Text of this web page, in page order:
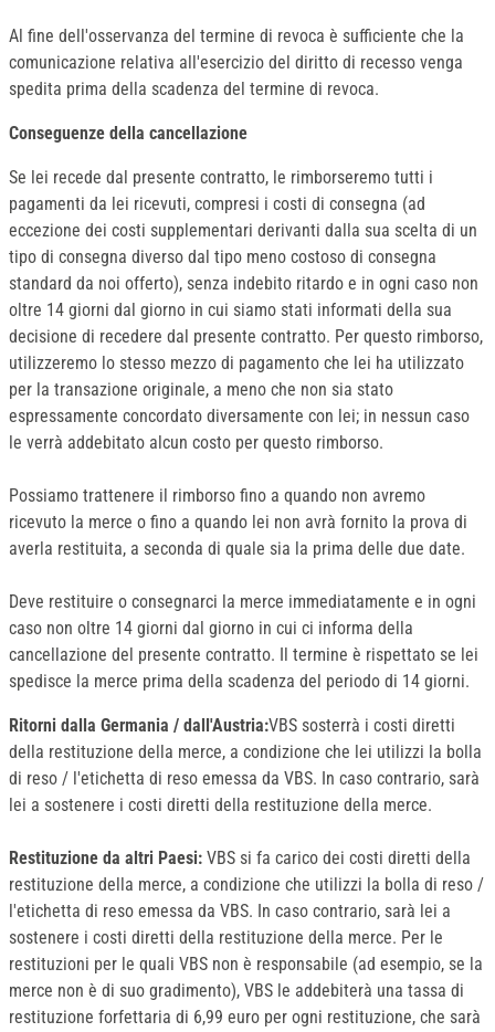
Al fine dell'osservanza del termine di revoca è sufficiente che la
comunicazione relativa all'esercizio del diritto di recesso venga
spedita prima della scadenza del termine di revoca.
Conseguenze della cancellazione
Se lei recede dal presente contratto, le rimborseremo tutti i
pagamenti da lei ricevuti, compresi i costi di consegna (ad
eccezione dei costi supplementari derivanti dalla sua scelta di un
tipo di consegna diverso dal tipo meno costoso di consegna
standard da noi offerto), senza indebito ritardo e in ogni caso non
oltre 14 giorni dal giorno in cui siamo stati informati della sua
decisione di recedere dal presente contratto. Per questo rimborso,
utilizzeremo lo stesso mezzo di pagamento che lei ha utilizzato
per la transazione originale, a meno che non sia stato
espressamente concordato diversamente con lei; in nessun caso
le verrà addebitato alcun costo per questo rimborso.
Possiamo trattenere il rimborso fino a quando non avremo
ricevuto la merce o fino a quando lei non avrà fornito la prova di
averla restituita, a seconda di quale sia la prima delle due date.
Deve restituire o consegnarci la merce immediatamente e in ogni
caso non oltre 14 giorni dal giorno in cui ci informa della
cancellazione del presente contratto. Il termine è rispettato se lei
spedisce la merce prima della scadenza del periodo di 14 giorni.
Ritorni dalla Germania / dall'Austria:VBS sosterrà i costi diretti
della restituzione della merce, a condizione che lei utilizzi la bolla
di reso / l'etichetta di reso emessa da VBS. In caso contrario, sarà
lei a sostenere i costi diretti della restituzione della merce.
Restituzione da altri Paesi: VBS si fa carico dei costi diretti della
restituzione della merce, a condizione che utilizzi la bolla di reso /
l'etichetta di reso emessa da VBS. In caso contrario, sarà lei a
sostenere i costi diretti della restituzione della merce. Per le
restituzioni per le quali VBS non è responsabile (ad esempio, se la
merce non è di suo gradimento), VBS le addebiterà una tassa di
restituzione forfettaria di 6,99 euro per ogni restituzione, che sarà